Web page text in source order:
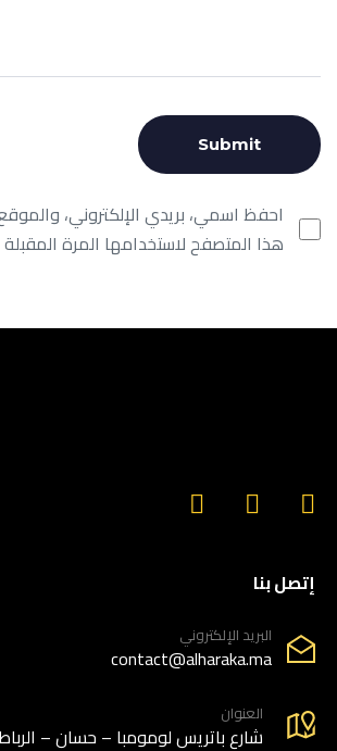
احفظ اسمي، بريدي الإلكتروني،
هذا المتصفح لاستخدامها المرة
إتصل بنا
البريد الإلكتروني
contact@alharaka.ma
العنوان
66، شارع باتريس لومومبا – حسان –